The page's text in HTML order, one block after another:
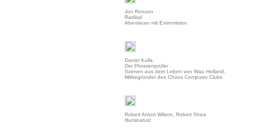
Jon Ronson
Radikal
Abenteuer mit Extremisten
Daniel Kulla
Der Phrasenprüfer
Szenen aus dem Leben von Wau Holland,
Mitbegründer des Chaos Computer Clubs
Robert Anton Wilson, Robert Shea
Illuminatus!